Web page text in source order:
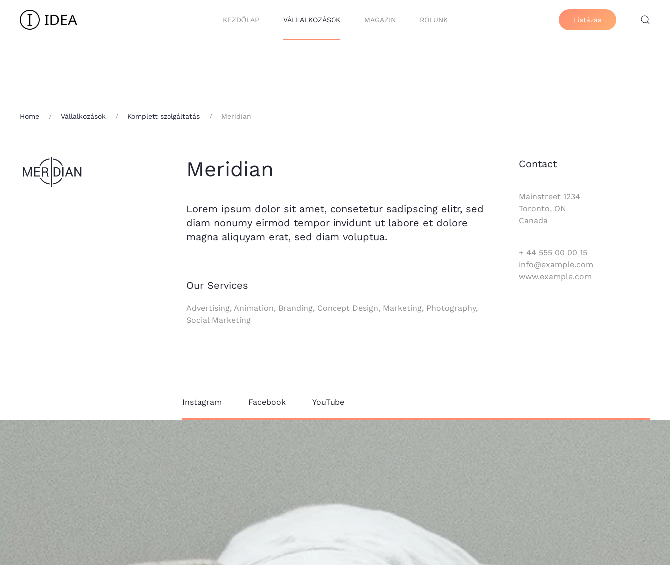
KEZDŐLAP VÁLLALKOZÁSOK MAGAZIN RÓLUNK Listázás
Home Vállalkozások Komplett szolgáltatás Meridian
Meridian
Lorem ipsum dolor sit amet, consetetur sadipscing elitr, sed
diam nonumy eirmod tempor invidunt ut labore et dolore
magna aliquyam erat, sed diam voluptua.
Our Services
Advertising, Animation, Branding, Concept Design, Marketing, Photography,
Social Marketing
Contact
Mainstreet 1234
Toronto, ON
Canada
+ 44 555 00 00 15
info@example.com
www.example.com
Instagram Facebook YouTube